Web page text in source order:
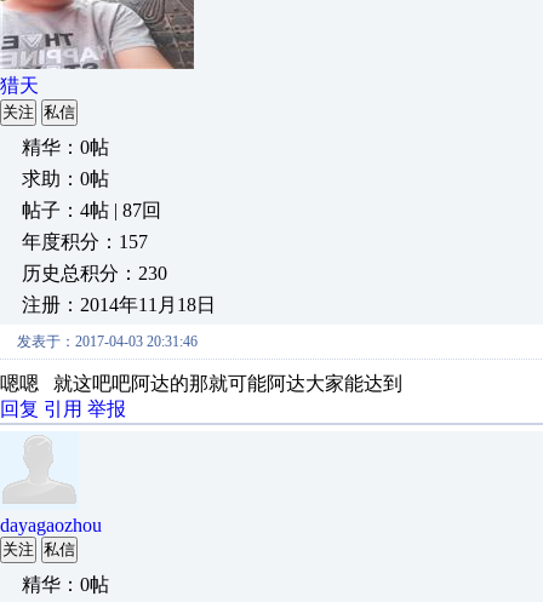
猎天
关注 私信
精华：0帖
求助：0帖
帖子：4帖 | 87回
年度积分：157
历史总积分：230
注册：2014年11月18日
发表于：2017-04-03 20:31:46
嗯嗯 就这吧吧阿达的那就可能阿达大家能达到
回复 引用 举报
dayagaozhou
关注 私信
精华：0帖